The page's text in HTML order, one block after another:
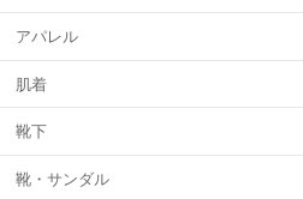
アパレル
肌着
靴下
靴・サンダル